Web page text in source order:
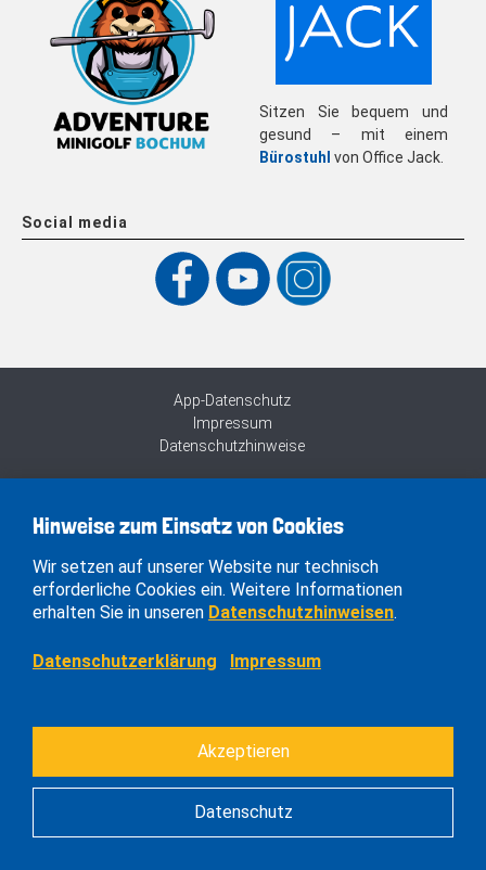
Sitzen Sie bequem und
gesund – mit einem
Bürostuhl von Office Jack.
Social media
App-Datenschutz
Impressum
Datenschutzhinweise
Hinweise zum Einsatz von Cookies
Wir setzen auf unserer Website nur technisch
erforderliche Cookies ein. Weitere Informationen
erhalten Sie in unseren Datenschutzhinweisen.
Datenschutzerklärung Impressum
Akzeptieren
Datenschutz